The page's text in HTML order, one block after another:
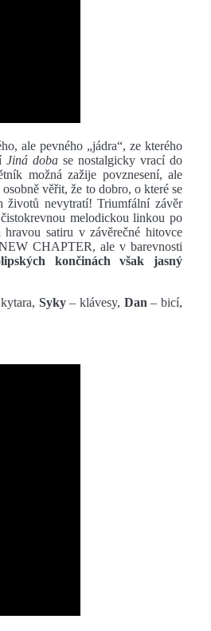
ale pevného „jádra“, ze kterého
Jiná dobase nostalgicky vrací do
možná zažije povznesení, ale
věřit, že to dobro, o které se
životů nevytratí! Triumfální závěr
melodickou linkou po
satiru v závěrečné hitovce
CHAPTER, ale v barevnosti
končinách však jasný
Syky– klávesy, Dan– bicí,